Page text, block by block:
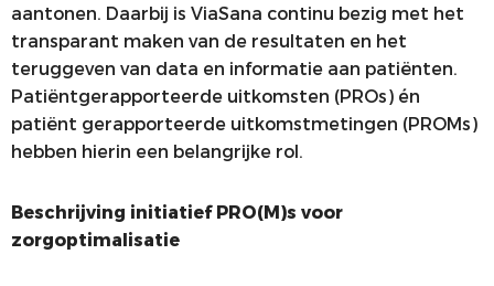
aantonen. Daarbij is ViaSana continu bezig met het
transparant maken van de resultaten en het
teruggeven van data en informatie aan patiënten.
Patiëntgerapporteerde uitkomsten (PROs) én
patiënt gerapporteerde uitkomstmetingen (PROMs)
hebben hierin een belangrijke rol.
Beschrijving initiatief PRO(M)s voor
zorgoptimalisatie